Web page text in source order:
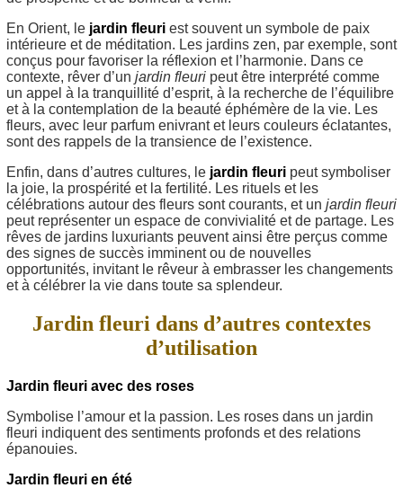
En Orient, le jardin fleuri est souvent un symbole de paix
intérieure et de méditation. Les jardins zen, par exemple, sont
conçus pour favoriser la réflexion et l’harmonie. Dans ce
contexte, rêver d’un jardin fleuri peut être interprété comme
un appel à la tranquillité d’esprit, à la recherche de l’équilibre
et à la contemplation de la beauté éphémère de la vie. Les
fleurs, avec leur parfum enivrant et leurs couleurs éclatantes,
sont des rappels de la transience de l’existence.
Enfin, dans d’autres cultures, le jardin fleuri peut symboliser
la joie, la prospérité et la fertilité. Les rituels et les
célébrations autour des fleurs sont courants, et un jardin fleuri
peut représenter un espace de convivialité et de partage. Les
rêves de jardins luxuriants peuvent ainsi être perçus comme
des signes de succès imminent ou de nouvelles
opportunités, invitant le rêveur à embrasser les changements
et à célébrer la vie dans toute sa splendeur.
Jardin fleuri dans d’autres contextes
d’utilisation
Jardin fleuri avec des roses
Symbolise l’amour et la passion. Les roses dans un jardin
fleuri indiquent des sentiments profonds et des relations
épanouies.
Jardin fleuri en été